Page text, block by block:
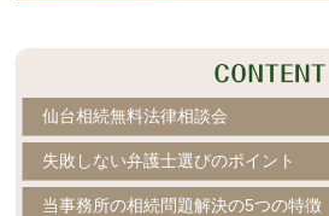
仙台相続無料法律相談会
失敗しない弁護士選びのポイント
当事務所の相続問題解決の5つの特徴